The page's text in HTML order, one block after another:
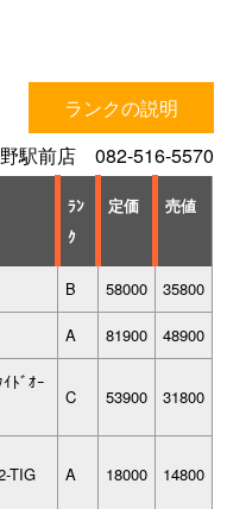
ランクの説明
駅前店 082-516-5570
ﾗﾝ
ｸ
定価 売値
B 58000 35800
A 81900 48900
ﾄﾞｵｰ
C 53900 31800
TIG A 18000 14800